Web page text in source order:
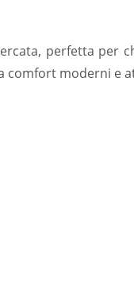
perfetta per
comfort moderni e